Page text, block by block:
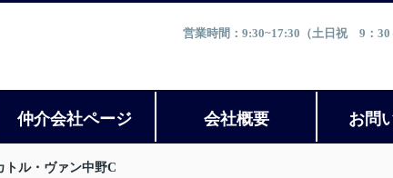
営業時間：9:30~17:30（土日祝 9：
仲介会社ページ 会社概要 お問
トル・ヴァン中野C